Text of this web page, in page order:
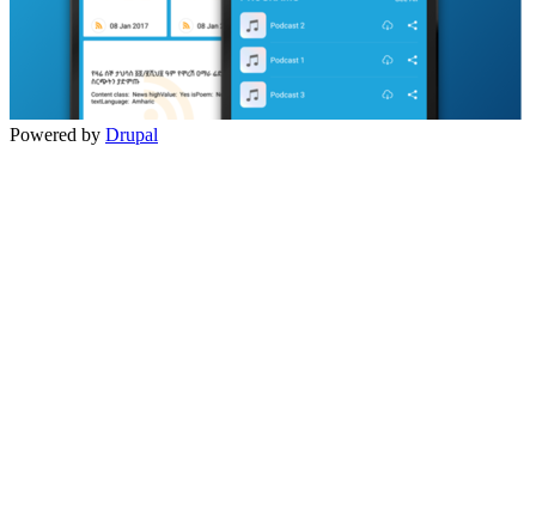
Powered by Drupal